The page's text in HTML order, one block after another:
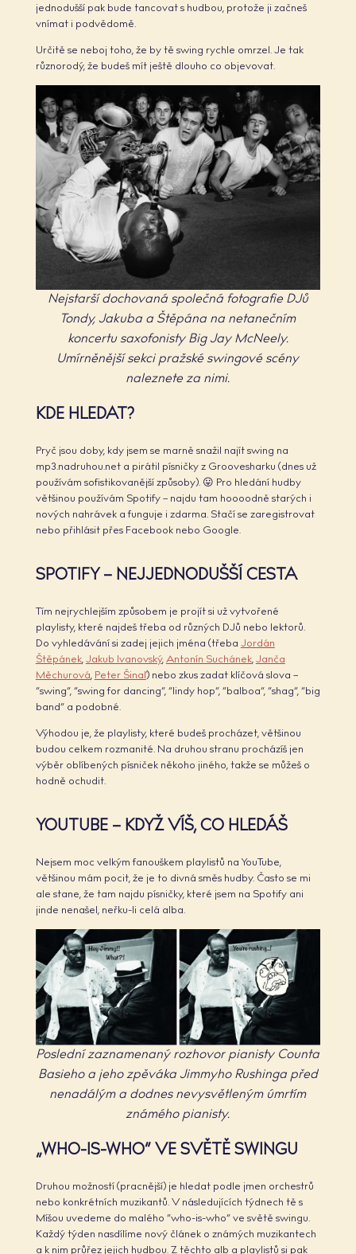
jednodušší pak bude tancovat s hudbou, protože ji začneš
vnímat i podvědomě.
Určitě se neboj toho, že by tě swing rychle omrzel. Je tak
různorodý, že budeš mít ještě dlouho co objevovat.
Nejstarší dochovaná společná fotografie DJů
Tondy, Jakuba a Štěpána na netanečním
koncertu saxofonisty Big Jay McNeely.
Umírněnější sekci pražské swingové scény
naleznete za nimi.
KDE HLEDAT?
Pryč jsou doby, kdy jsem se marně snažil najít swing na
mp3.nadruhou.net a pirátil písničky z Groovesharku (dnes už
používám sofistikovanější způsoby). 😛 Pro hledání hudby
většinou používám Spotify – najdu tam hoooodně starých i
nových nahrávek a funguje i zdarma. Stačí se zaregistrovat
nebo přihlásit přes Facebook nebo Google.
SPOTIFY – NEJJEDNODUŠŠÍ CESTA
Tím nejrychlejším způsobem je projít si už vytvořené
playlisty, které najdeš třeba od různých DJů nebo lektorů.
Do vyhledávání si zadej jejich jména (třeba Jordán
Štěpánek,Jakub Ivanovský,Antonín Suchánek,Janča
Měchurová, Peter Šinaľ) nebo zkus zadat klíčová slova –
“swing”, “swing for dancing”, “lindy hop”, “balboa”, “shag”, “big
band” a podobné.
Výhodou je, že playlisty, které budeš procházet, většinou
budou celkem rozmanité. Na druhou stranu procházíš jen
výběr oblíbených písniček někoho jiného, takže se můžeš o
hodně ochudit.
YOUTUBE – KDYŽ VÍŠ, CO HLEDÁŠ
Nejsem moc velkým fanouškem playlistů na YouTube,
většinou mám pocit, že je to divná směs hudby. Často se mi
ale stane, že tam najdu písničky, které jsem na Spotify ani
jinde nenašel, neřku-li celá alba.
Poslední zaznamenaný rozhovor pianisty Counta
Basieho a jeho zpěváka Jimmyho Rushinga před
nenadálým a dodnes nevysvětleným úmrtím
známého pianisty.
„WHO-IS-WHO“ VE SVĚTĚ SWINGU
Druhou možností (pracnější) je hledat podle jmen orchestrů
nebo konkrétních muzikantů. V následujících týdnech tě s
Míšou uvedeme do malého “who-is-who” ve světě swingu.
Každý týden nasdílíme nový článek o známých muzikantech
a k nim průřez jejich hudbou. Z těchto alb a playlistů si pak